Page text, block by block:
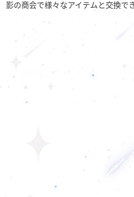
影の商会で様々なアイテムと交換で